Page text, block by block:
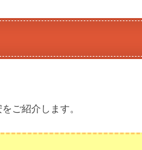
ご紹介します。